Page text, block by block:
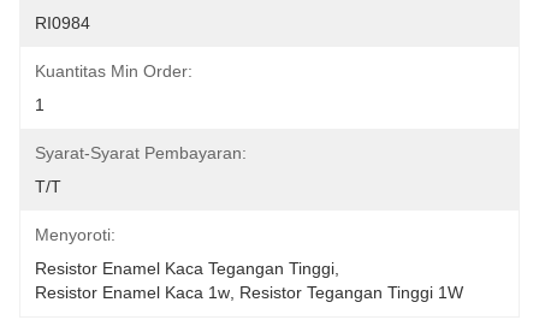
RI0984
Kuantitas Min Order:
1
Syarat-Syarat Pembayaran:
T/T
Menyoroti:
Resistor Enamel Kaca Tegangan Tinggi
Resistor Enamel Kaca 1w Resistor Tegangan Tinggi 1W